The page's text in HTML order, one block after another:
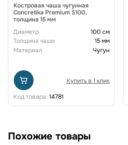
Костровая чаша чугунная
Concretika Premium S100,
толщина 15 мм
Диаметр
100 см
Толщина чаши
15 мм
Материал
Чугун
Купить в 1 клик
Код товара: 14781
Похожие товары